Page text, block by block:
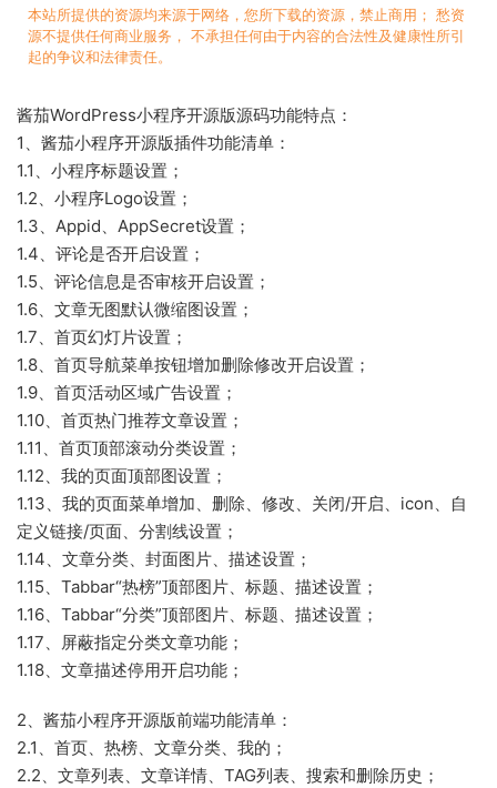
本站所提供的资源均来源于网络，您所下载的资源，禁止商用； 愁资
源不提供任何商业服务， 不承担任何由于内容的合法性及健康性所引
起的争议和法律责任。
酱茄WordPress小程序开源版源码功能特点：
1、酱茄小程序开源版插件功能清单：
1.1、小程序标题设置；
1.2、小程序Logo设置；
1.3、Appid、AppSecret设置；
1.4、评论是否开启设置；
1.5、评论信息是否审核开启设置；
1.6、文章无图默认微缩图设置；
1.7、首页幻灯片设置；
1.8、首页导航菜单按钮增加删除修改开启设置；
1.9、首页活动区域广告设置；
1.10、首页热门推荐文章设置；
1.11、首页顶部滚动分类设置；
1.12、我的页面顶部图设置；
1.13、我的页面菜单增加、删除、修改、关闭/开启、icon、自
定义链接/页面、分割线设置；
1.14、文章分类、封面图片、描述设置；
1.15、Tabbar“热榜”顶部图片、标题、描述设置；
1.16、Tabbar“分类”顶部图片、标题、描述设置；
1.17、屏蔽指定分类文章功能；
1.18、文章描述停用开启功能；
2、酱茄小程序开源版前端功能清单：
2.1、首页、热榜、文章分类、我的；
2.2、文章列表、文章详情、TAG列表、搜索和删除历史；